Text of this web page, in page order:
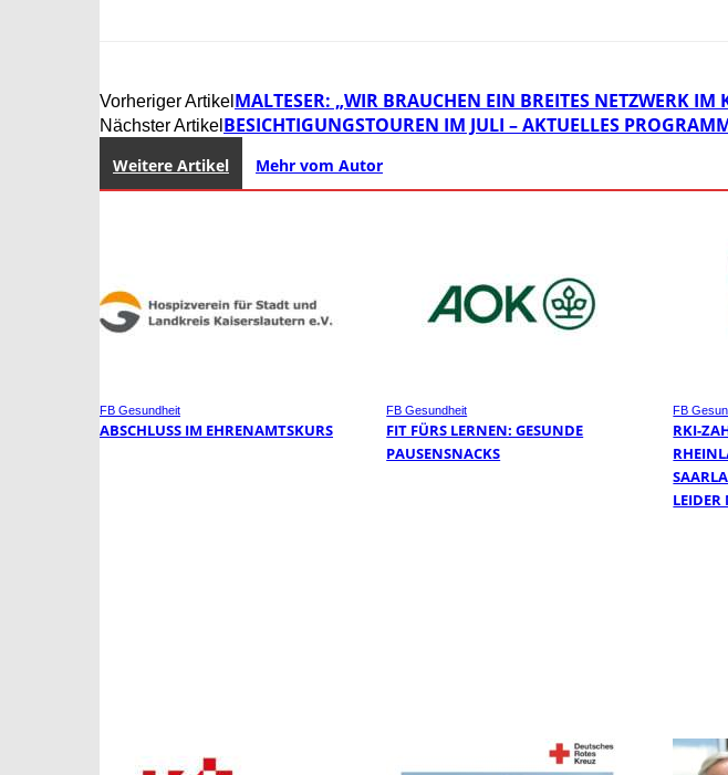
Vorheriger Artikel MALTESER: „WIR BRAUCHEN EIN BREITES NETZWERK IM
Nächster Artikel BESICHTIGUNGSTOUREN IM JULI – AKTUELLES
Weitere Artikel Mehr vom Autor
FB Gesundheit
ABSCHLUSS IM EHRENAMTSKURS
FB Gesundheit
FIT FÜRS LERNEN: GESUNDE
PAUSENSNACKS
FB
RKI-
LEIDER